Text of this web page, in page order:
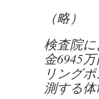
（略）
検査院
金6945
リング
測する体